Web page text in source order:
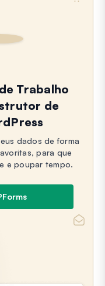
Trabalho
de
dados de forma
para que
e poupar tempo.